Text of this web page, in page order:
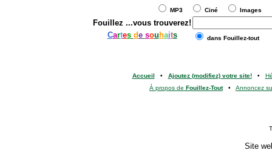
MP3 Ciné Images
Fouillez ...vous trouverez!
Cartes de sou haits dans Fouillez-tout
Accueil • Ajoutez (modifiez) votre site!•
À propos de Fouillez-Tout• Annoncez
Site